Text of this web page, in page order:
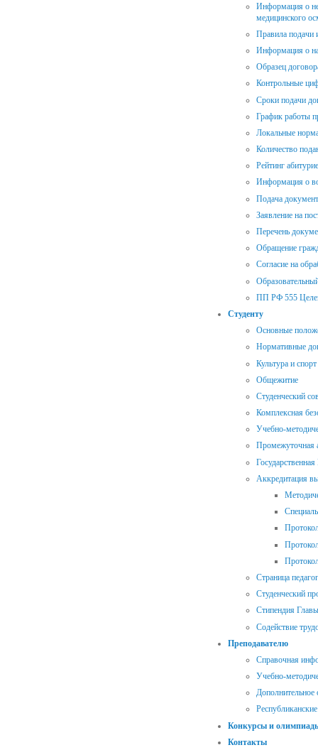
Информация о
медицинского
Правила подачи
Информация о
Образец
Контрольные
Сроки подачи
График работы
Локальные
Количество
Рейтинг
Информация о
Подача
Заявление на
Перечень
Обращение
Согласие на
ПП РФ 555
Студенту
Основные
Нормативные
Культура и спорт
Общежитие
Студенческий
Комплексная
Учебно-
Промежуточная
Аккредитация
Страница
Студенческий
Стипендия
Содействие
Преподавателю
Справочная
Учебно-
Дополнительное
Конкурсы и
Контакты